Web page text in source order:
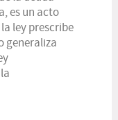
es un acto
ley prescribe
generaliza